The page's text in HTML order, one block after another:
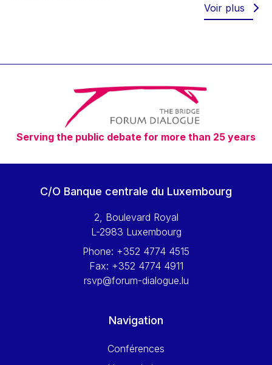
Voir plus
Serving the public debate for more than 25 years
C/O Banque centrale du Luxembourg
2, Boulevard Royal
L-2983 Luxembourg
Phone: +352 4774 4515
Fax: +352 4774 4911
rsvp@forum-dialogue.lu
Navigation
Conférences